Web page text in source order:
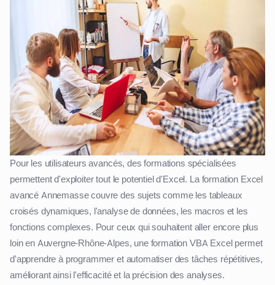
Pour les utilisateurs avancés, des formations spécialisées
permettent d'exploiter tout le potentiel d'Excel. La formation Excel
avancé Annemasse couvre des sujets comme les tableaux
croisés dynamiques, l'analyse de données, les macros et les
fonctions complexes. Pour ceux qui souhaitent aller encore plus
loin en Auvergne-Rhône-Alpes, une formation VBA Excel permet
d'apprendre à programmer et automatiser des tâches répétitives,
améliorant ainsi l'efficacité et la précision des analyses.